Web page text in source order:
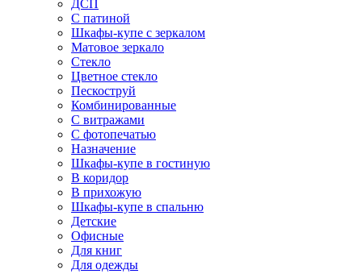
ДСП
С патиной
Шкафы-купе с зеркалом
Матовое зеркало
Стекло
Цветное стекло
Пескоструй
Комбинированные
С витражами
С фотопечатью
Назначение
Шкафы-купе в гостиную
В коридор
В прихожую
Шкафы-купе в спальню
Детские
Офисные
Для книг
Для одежды